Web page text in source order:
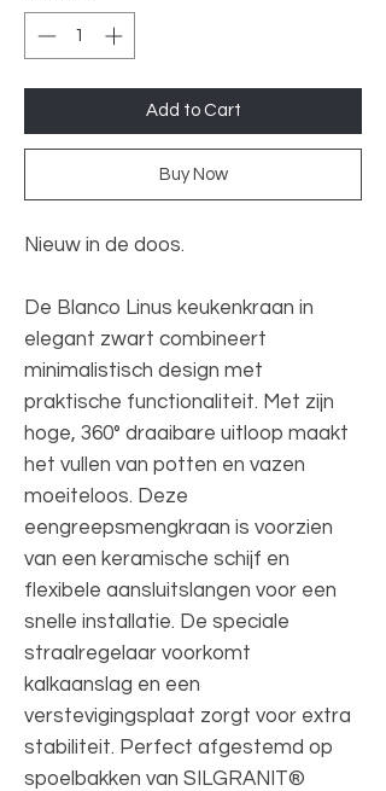
Add to Cart
Buy Now
Nieuw in de doos.
De Blanco Linus keukenkraan in
elegant zwart combineert
minimalistisch design met
praktische functionaliteit. Met zijn
hoge, 360° draaibare uitloop maakt
het vullen van potten en vazen
moeiteloos. Deze
eengreepsmengkraan is voorzien
van een keramische schijf en
flexibele aansluitslangen voor een
snelle installatie. De speciale
straalregelaar voorkomt
kalkaanslag en een
verstevigingsplaat zorgt voor extra
stabiliteit. Perfect afgestemd op
spoelbakken van SILGRANIT®